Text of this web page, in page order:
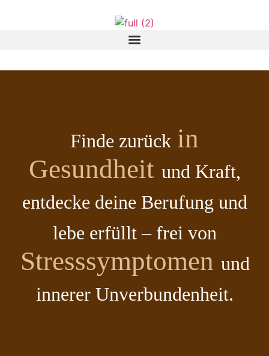
Finde zurück in
Gesundheit und Kraft,
entdecke deine Berufung und
lebe erfüllt – frei von
Stresssymptomen und
innerer Unverbundenheit.